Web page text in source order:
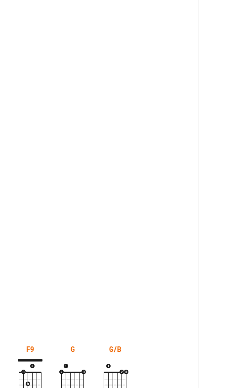
F9 G G/B